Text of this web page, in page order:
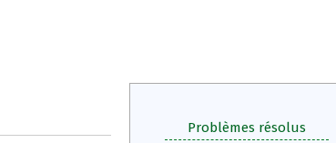
Problèmes résolus